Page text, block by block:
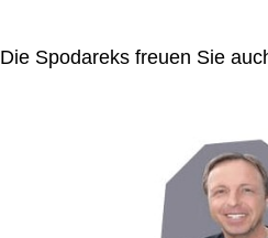
Die Spodareks freuen Sie